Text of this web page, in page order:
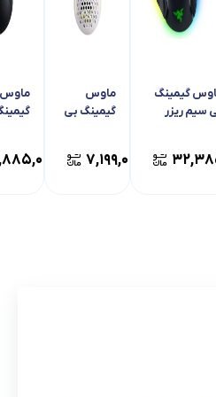
گیمینگ
سیم ریزر
ماوس
گیمینگ بی
مدل
۷,۱۹۹,۰۰۰
ماوس